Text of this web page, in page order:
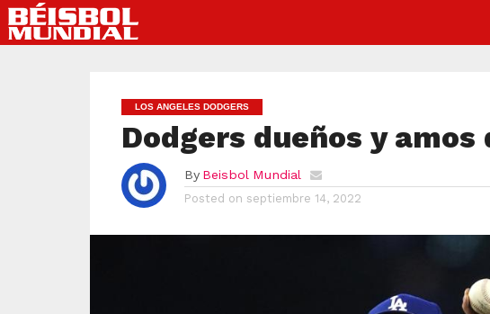
LOS ANGELES DODGERS
Dodgers dueños y amos
By Beisbol Mundial
Posted on septiembre 14, 2022